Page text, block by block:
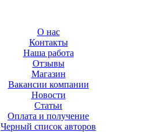
О нас
Контакты
Наша работа
Отзывы
Магазин
Вакансии компании
Новости
Статьи
Оплата и получение
Черный список авторов